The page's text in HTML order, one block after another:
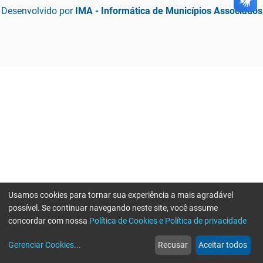
Desenvolvido por IMA - Informática de Municípios Associados
web
Notícias
more_horiz
Mais
Usamos cookies para tornar sua experiência a mais agradável
possível. Se continuar navegando neste site, você assume
concordar com nossa Política de Cookies e Política de privacidade
Gerenciar Cookies... Recusar Aceitar todos
Erro ao enviar informações, por favor tente novamente